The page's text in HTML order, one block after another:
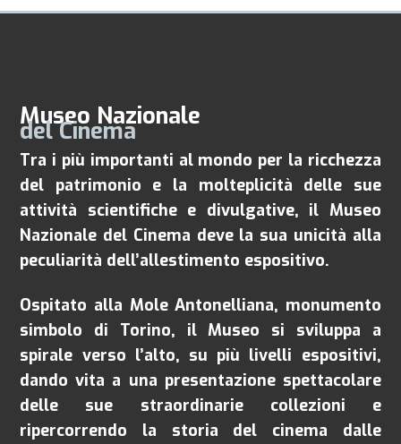
Museo Nazionale
del Cinema
Tra i più importanti al mondo per la ricchezza
del patrimonio e la molteplicità delle sue
attività scientifiche e divulgative, il Museo
Nazionale del Cinema deve la sua unicità alla
peculiarità dell’allestimento espositivo.
Ospitato alla Mole Antonelliana, monumento
simbolo di Torino, il Museo si sviluppa a
spirale verso l’alto, su più livelli espositivi,
dando vita a una presentazione spettacolare
delle sue straordinarie collezioni e
ripercorrendo la storia del cinema dalle